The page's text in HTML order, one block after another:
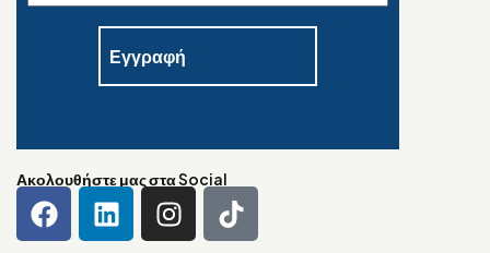
Ακολουθήστε μας στα Social